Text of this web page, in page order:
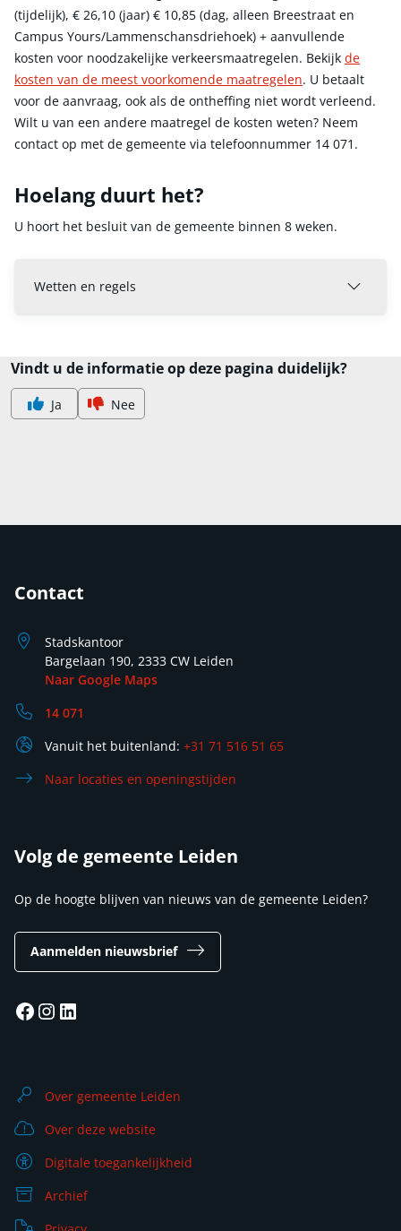
(tijdelijk), € 26,10 (jaar) € 10,85 (dag, alleen Breestraat en
Campus Yours/Lammenschansdriehoek) + aanvullende
kosten voor noodzakelijke verkeersmaatregelen. Bekijk de
kosten van de meest voorkomende maatregelen. U betaalt
voor de aanvraag, ook als de ontheffing niet wordt verleend.
Wilt u van een andere maatregel de kosten weten? Neem
contact op met de gemeente via telefoonnummer 14 071.
Hoelang duurt het?
U hoort het besluit van de gemeente binnen 8 weken.
Wetten en regels
Vindt u de informatie op deze pagina duidelijk?
Ja Nee
Contact
Stadskantoor
Bargelaan 190, 2333 CW Leiden
Naar Google Maps
14 071
Vanuit het buitenland: +31 71 516 51 65
Naar locaties en openingstijden
Volg de gemeente Leiden
Op de hoogte blijven van nieuws van de gemeente Leiden?
Aanmelden nieuwsbrief
Facebook
Instagram
LinkedIn
Over gemeente Leiden
Over deze website
Digitale toegankelijkheid
Archief